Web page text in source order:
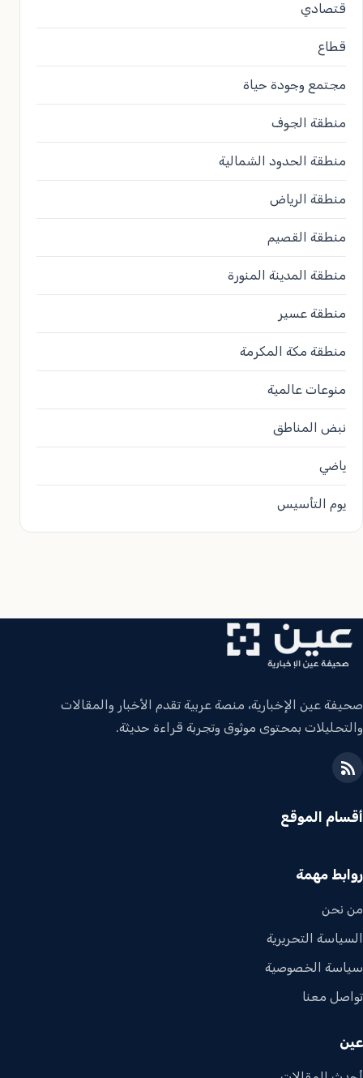
قتصادي
قطاع
مجتمع وجودة حياة
منطقة الجوف
منطقة الحدود الشمالية
منطقة الرياض
منطقة القصيم
منطقة المدينة المنورة
منطقة عسير
منطقة مكة المكرمة
منوعات عالمية
نبض المناطق
ياضي
يوم التأسيس
صحيفة عين الإخبارية، منصة عربية تقدم الأخبار والمقالات
والتحليلات بمحتوى موثوق وتجربة قراءة حديثة.
أقسام الموقع
روابط مهمة
من نحن
السياسة التحريرية
سياسة الخصوصية
تواصل معنا
عين